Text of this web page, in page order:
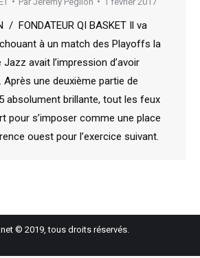
/ FONDATEUR QI BASKET Il va
à un match des Playoffs la
avait l’impression d’avoir
une deuxième partie de
absolument brillante, tout les feux
pour s’imposer comme une place
ouest pour l’exercice suivant.
© 2019, tous droits réservés.